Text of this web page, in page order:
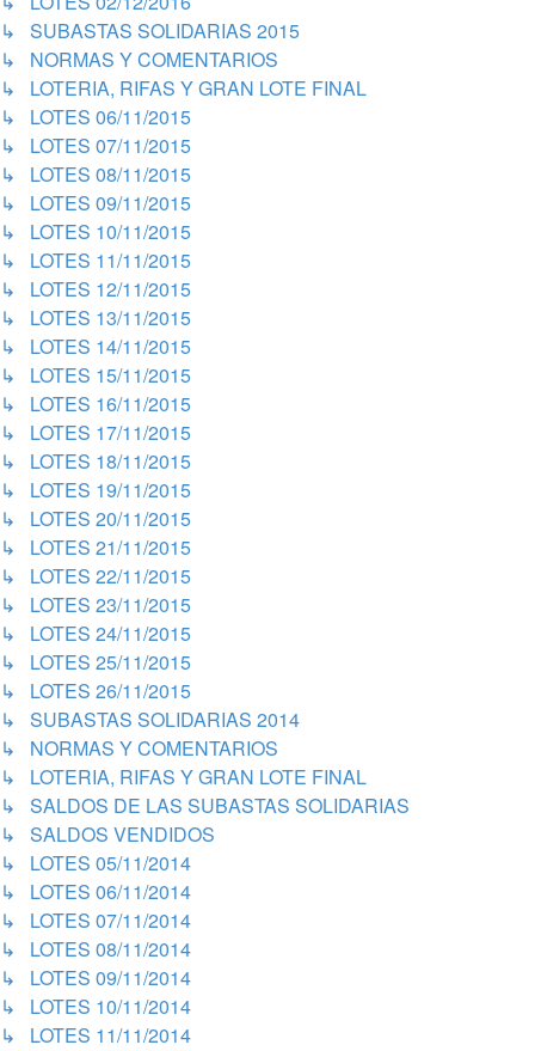
↳ SUBASTAS SOLIDARIAS 2015
↳ NORMAS Y COMENTARIOS
↳ LOTERIA, RIFAS Y GRAN LOTE FINAL
↳ LOTES 06/11/2015
↳ LOTES 07/11/2015
↳ LOTES 08/11/2015
↳ LOTES 09/11/2015
↳ LOTES 10/11/2015
↳ LOTES 11/11/2015
↳ LOTES 12/11/2015
↳ LOTES 13/11/2015
↳ LOTES 14/11/2015
↳ LOTES 15/11/2015
↳ LOTES 16/11/2015
↳ LOTES 17/11/2015
↳ LOTES 18/11/2015
↳ LOTES 19/11/2015
↳ LOTES 20/11/2015
↳ LOTES 21/11/2015
↳ LOTES 22/11/2015
↳ LOTES 23/11/2015
↳ LOTES 24/11/2015
↳ LOTES 25/11/2015
↳ LOTES 26/11/2015
↳ SUBASTAS SOLIDARIAS 2014
↳ NORMAS Y COMENTARIOS
↳ LOTERIA, RIFAS Y GRAN LOTE FINAL
↳ SALDOS DE LAS SUBASTAS SOLIDARIAS
↳ SALDOS VENDIDOS
↳ LOTES 05/11/2014
↳ LOTES 06/11/2014
↳ LOTES 07/11/2014
↳ LOTES 08/11/2014
↳ LOTES 09/11/2014
↳ LOTES 10/11/2014
↳ LOTES 11/11/2014